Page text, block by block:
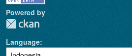
Powered by
Language